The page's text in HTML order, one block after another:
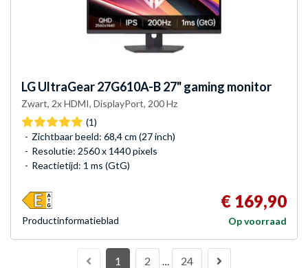
LGUltraGear 27G610A-B 27" gaming monitor
Zwart, 2x HDMI, DisplayPort, 200 Hz
(1)
Zichtbaar beeld: 68,4 cm (27 inch)
Resolutie: 2560 x 1440 pixels
Reactietijd: 1 ms (GtG)
€ 169,90
Op voorraad
Product­informatieblad
1 2 … 24